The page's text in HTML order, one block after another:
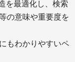
を最適化し、検索
の意味や重要度を
もわかりやすいペ